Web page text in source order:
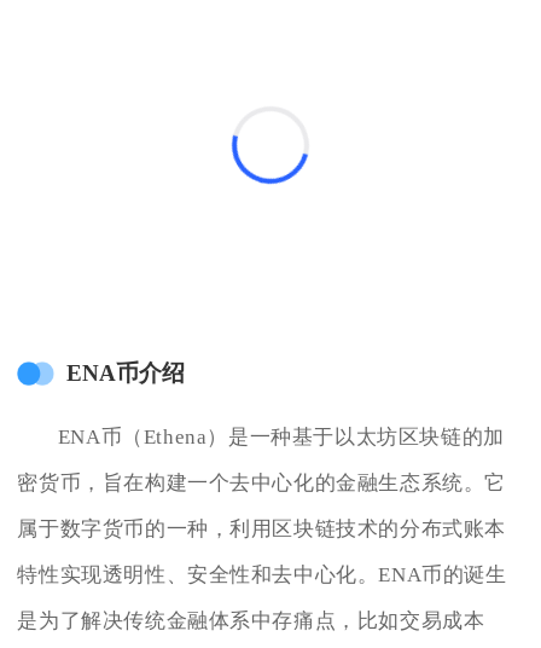
ENA币介绍
ENA币（Ethena）是一种基于以太坊区块链的加
密货币，旨在构建一个去中心化的金融生态系统。它
属于数字货币的一种，利用区块链技术的分布式账本
特性实现透明性、安全性和去中心化。ENA币的诞生
是为了解决传统金融体系中存痛点，比如交易成本